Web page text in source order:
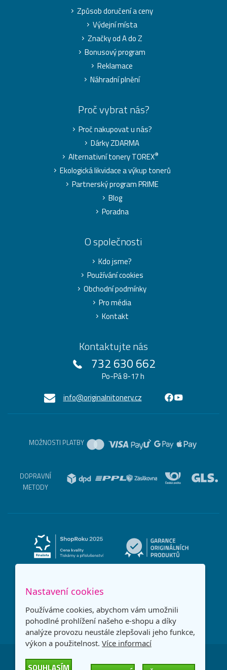
Způsob doručení a ceny
Výdejní místa
Značky od A do Z
Bonusový program
Reklamace
Náhradní plnění
Proč vybrat nás?
Proč nakupovat u nás?
Dárky ZDARMA
Alternativní tonery TOREX®
Ekologická likvidace a výkup tonerů
Partnerský program PRIME
Blog
Poradna
O společnosti
Kdo jsme?
Používání cookies
Obchodní podmínky
Pro média
Kontakt
Kontaktujte nás
732 630 662
Po-Pá 8-17 h
info@originalnitonery.cz
MOŽNOSTI PLATBY
DOPRAVNÍ
METODY
Česká republika Slovensko
Nastavení cookies
Používáme cookies, abychom vám umožnili
pohodlné prohlížení našeho e-shopu a díky
analýze provozu neustále zlepšovali jeho funkce,
výkon a použitelnost. Více informací